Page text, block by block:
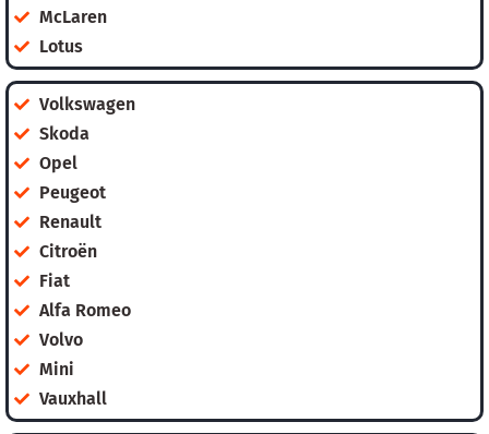
McLaren
Lotus
Volkswagen
Skoda
Opel
Peugeot
Renault
Citroën
Fiat
Alfa Romeo
Volvo
Mini
Vauxhall